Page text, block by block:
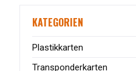
KATEGORIEN
Plastikkarten
Transponderkarten